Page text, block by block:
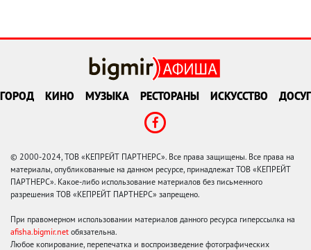
ГОРОД КИНО МУЗЫКА РЕСТОРАНЫ ИСКУССТВО ДОСУГ
© 2000-2024, ТОВ «КЕПРЕЙТ ПАРТНЕРС». Все права защищены. Все права на
материалы, опубликованные на данном ресурсе, принадлежат ТОВ «КЕПРЕЙТ
ПАРТНЕРС». Какое-либо использование материалов без письменного
разрешения ТОВ «КЕПРЕЙТ ПАРТНЕРС» запрещено.
При правомерном использовании материалов данного ресурса гиперссылка на
afisha.bigmir.net обязательна.
Любое копирование, перепечатка и воспроизведение фотографических